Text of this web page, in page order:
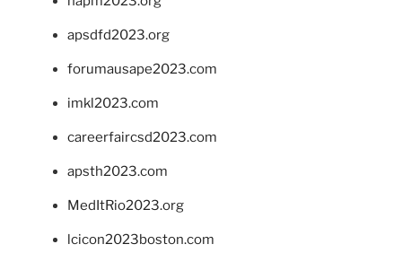
apsdfd2023.org
forumausape2023.com
imkl2023.com
careerfaircsd2023.com
apsth2023.com
MedItRio2023.org
lcicon2023boston.com